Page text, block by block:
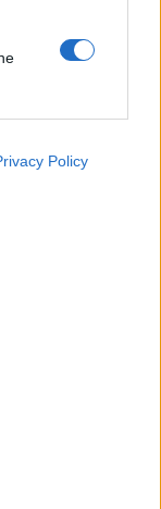
Policy